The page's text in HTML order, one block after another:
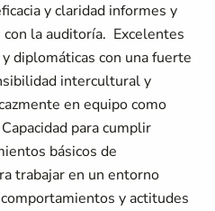
y claridad informes y
la auditoría. Excelentes
diplomáticas con una fuerte
intercultural y
en equipo como
para cumplir
básicos de
trabajar en un entorno
y actitudes